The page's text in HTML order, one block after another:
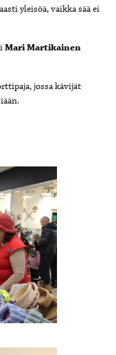
yleisöä, vaikka sää ei
Mari Martikainen
jossa kävijät